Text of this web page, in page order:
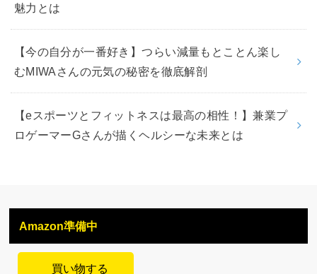
魅力とは
【今の自分が一番好き】つらい減量もとことん楽し
むMIWAさんの元気の秘密を徹底解剖
【eスポーツとフィットネスは最高の相性！】兼業プ
ロゲーマーGさんが描くヘルシーな未来とは
Amazon準備中
買い物する